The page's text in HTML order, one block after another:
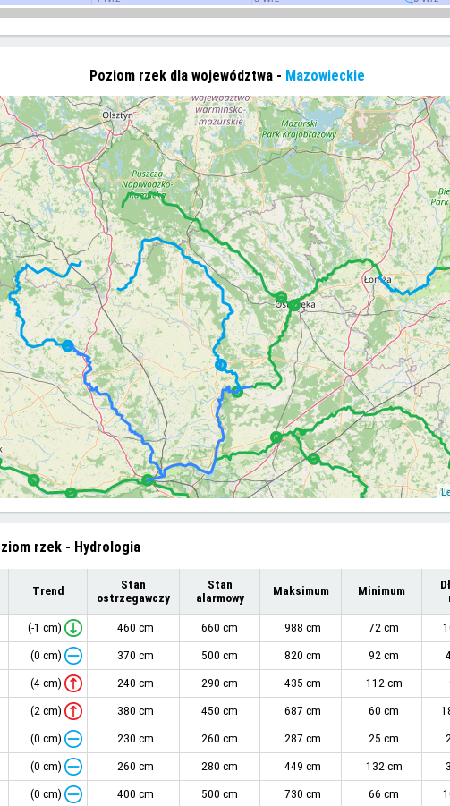
Poziom rzek dla województwa - Mazowieckie
rzek - Hydrologia
Trend
Stan
ostrzegawczy
Stan
alarmowy
Maksimum Minimum
(-1 cm) 460 cm 660 cm 988 cm 72 cm
(0 cm) 370 cm 500 cm 820 cm 92 cm
(4 cm) 240 cm 290 cm 435 cm 112 cm
(2 cm) 380 cm 450 cm 687 cm 60 cm
(0 cm) 230 cm 260 cm 287 cm 25 cm
(0 cm) 260 cm 280 cm 449 cm 132 cm
(0 cm) 400 cm 500 cm 730 cm 66 cm